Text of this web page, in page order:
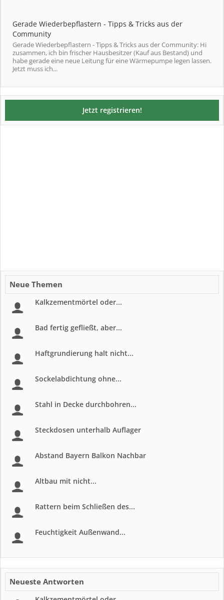
Gerade Wiederbepflastern - Tipps & Tricks aus der
Community
Gerade Wiederbepflastern - Tipps & Tricks aus der Community: Hi
zusammen, ich bin frischer Hausbesitzer (Kauf aus Bestand) und
habe gerade eine neue Leitung für eine Wärmepumpe legen lassen.
Jetzt muss ich...
Jetzt registrieren!
Neue Themen
Kalkzementmörtel oder...
Bad fertig gefließt, aber...
Haftgrundierung halt nicht...
Sockelabdichtung ohne...
Stahl in Decke durchbohren...
Steckdosen unterhalb Auflager
Abstand Bayern Balkon Nachbar
Altbau mit nicht...
Rattern beim Schließen des...
Feuchtigkeit Außenwand...
Neueste Antworten